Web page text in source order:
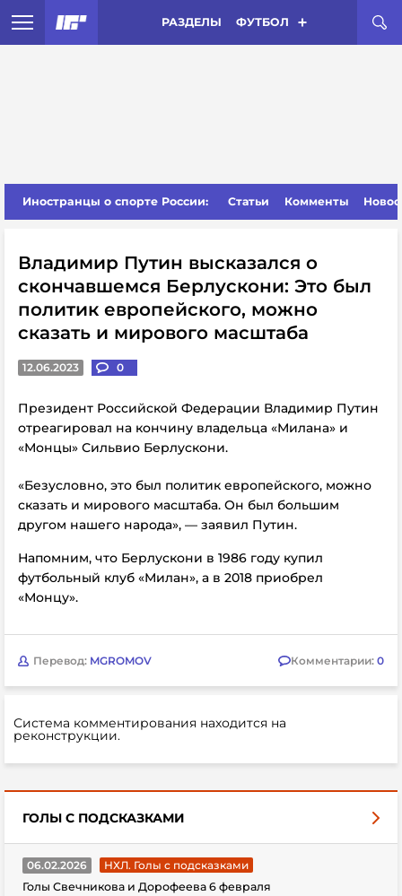
РАЗДЕЛЫ ФУТБОЛ
Иностранцы о спорте России: Статьи Комменты
Владимир Путин высказался о
скончавшемся Берлускони: Это был
политик европейского, можно
сказать и мирового масштаба
12.06.2023 0
Президент Российской Федерации Владимир Путин
отреагировал на кончину владельца «Милана» и
«Монцы» Сильвио Берлускони.
«Безусловно, это был политик европейского, можно
сказать и мирового масштаба. Он был большим
другом нашего народа», — заявил Путин.
Напомним, что Берлускони в 1986 году купил
футбольный клуб «Милан», а в 2018 приобрел
«Монцу».
Перевод: MGROMOV Комментарии: 0
Система комментирования находится на
реконструкции.
ГОЛЫ С ПОДСКАЗКАМИ
06.02.2026
НХЛ. Голы с подсказками
Голы Свечникова и Дорофеева 6 февраля